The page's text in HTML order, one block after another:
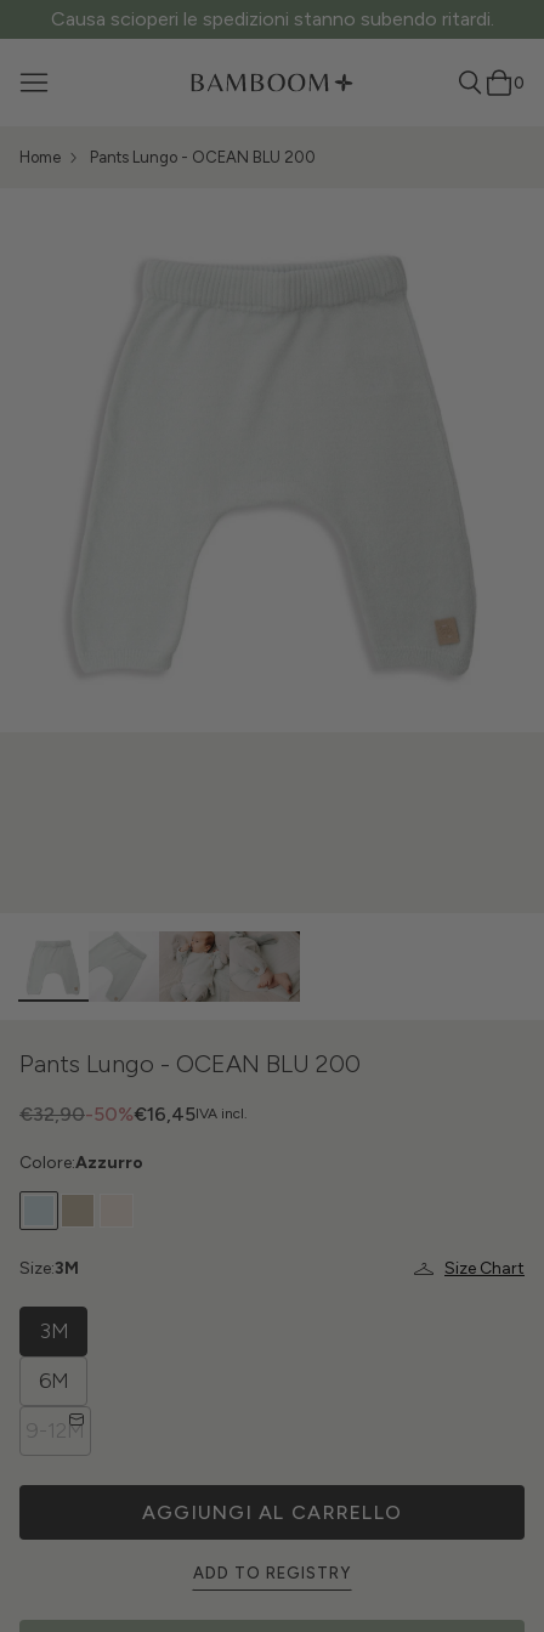
Causa scioperi le spedizioni stanno subendo ritardi.
0
Home Pants Lungo - OCEAN BLU 200
Pants Lungo - OCEAN BLU 200
IVA incl.
-50%
€32,90 €16,45
Colore:Azzurro
Size Chart
Size:3M
3M
6M
9-12M
AGGIUNGI AL CARRELLO
ADD TO REGISTRY